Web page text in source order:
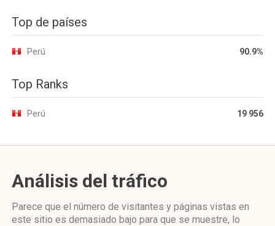
Top de países
Perú 90.9%
Top Ranks
Perú 19 956
Análisis del tráfico
Parece que el número de visitantes y páginas vistas en
este sitio es demasiado bajo para que se muestre, lo